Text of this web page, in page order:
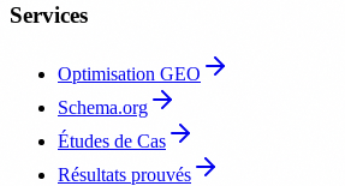
Services
Optimisation GEO
Schema.org
Études de Cas
Résultats prouvés